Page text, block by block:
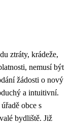
ztráty, krádeže,
nemusí být
žádosti o nový
a intuitivní.
obce s
bydliště. Již